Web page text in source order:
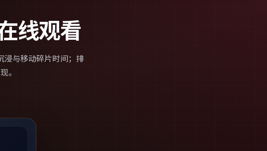
线观看
浸与移动碎片时间；排
。